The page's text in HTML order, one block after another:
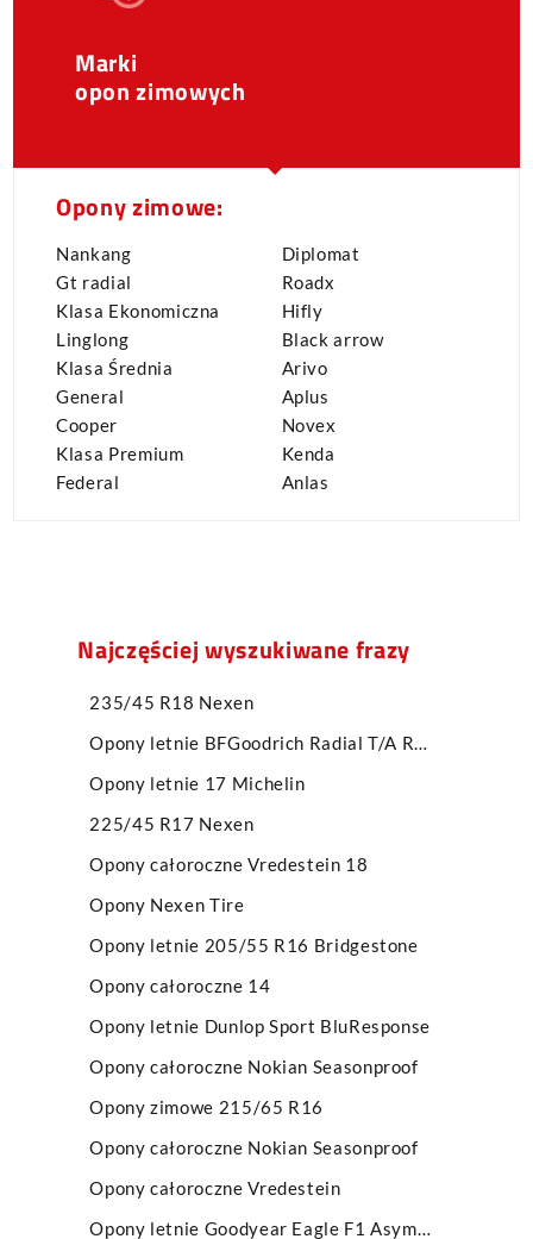
Opony zimowe:
Nankang
Gt radial
Klasa Ekonomiczna
Linglong
Klasa Średnia
General
Cooper
Klasa Premium
Federal
Diplomat
Roadx
Hifly
Black arrow
Arivo
Aplus
Novex
Kenda
Anlas
Marki
opon zimowych
Najczęściej wyszukiwane frazy
235/45 R18 Nexen
Opony letnie BFGoodrich Radial T/A RWL
Opony letnie 17 Michelin
225/45 R17 Nexen
Opony całoroczne Vredestein 18
Opony Nexen Tire
Opony letnie 205/55 R16 Bridgestone
Opony całoroczne 14
Opony letnie Dunlop Sport BluResponse
Opony całoroczne Nokian Seasonproof
Opony zimowe 215/65 R16
Opony całoroczne Nokian Seasonproof
Opony całoroczne Vredestein
Opony letnie Goodyear Eagle F1 Asymmetric